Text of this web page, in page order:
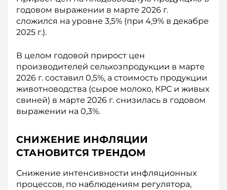
годовом выражении в марте 2026 г.
сложился на уровне 3,5% (при 4,9% в декабре
2025 г.).
В целом годовой прирост цен
производителей сельхозпродукции в марте
2026 г. составил 0,5%, а стоимость продукции
животноводства (сырое молоко, КРС и живых
свиней) в марте 2026 г. снизилась в годовом
выражении на 0,3%.
СНИЖЕНИЕ ИНФЛЯЦИИ
СТАНОВИТСЯ ТРЕНДОМ
Снижение интенсивности инфляционных
процессов, по наблюдениям регулятора,